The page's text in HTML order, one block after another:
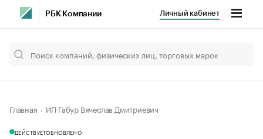
РБК Компании Личный кабинет
Главная ИП Габур Вячеслав Дмитриевич
ДЕЙСТВУЕТОБНОВЛЕНО